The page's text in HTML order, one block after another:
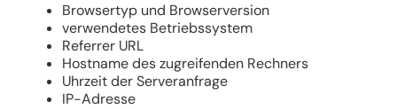
Browsertyp und Browserversion
verwendetes Betriebssystem
Referrer URL
Hostname des zugreifenden Rechners
Uhrzeit der Serveranfrage
IP-Adresse